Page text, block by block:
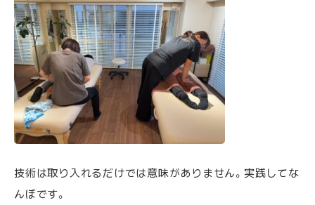
技術は取り入れるだけでは意味がありません。実践してな
んぼです。